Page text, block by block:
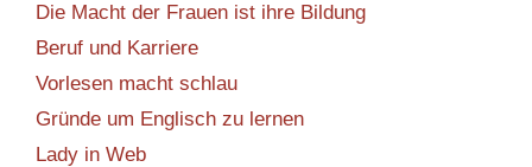
Die Macht der Frauen ist ihre Bildung
Beruf und Karriere
Vorlesen macht schlau
Gründe um Englisch zu lernen
Lady in Web